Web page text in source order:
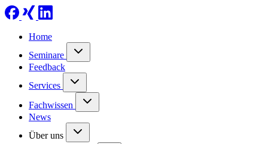
Home
Seminare
Feedback
Services
Fachwissen
News
Über uns